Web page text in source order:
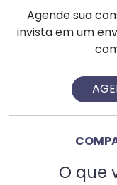
Agende sua
invista em um
O que